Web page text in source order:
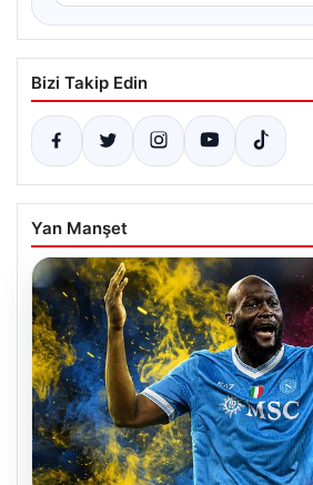
Bizi Takip Edin
Yan Manşet